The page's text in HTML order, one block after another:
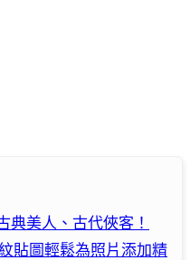
典美人、古代俠客！
貼圖輕鬆為照片添加精